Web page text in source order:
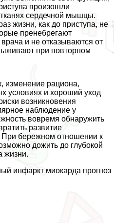
произошли
сердечной мышцы.
жизни, как до приступа, не
пренебрегают
и не отказываются от
при повторном
изменение рациона,
условиях и хороший уход
возникновения
наблюдение у
вовремя обнаружить
развитие
При бережном отношении к
дожить до глубокой
жизни.
инфаркт миокарда прогноз